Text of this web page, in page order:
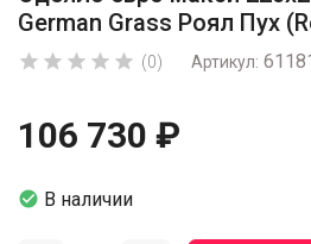
German Grass Роял Пух
     (0) Артикул:
106 730 ₽
 В наличии